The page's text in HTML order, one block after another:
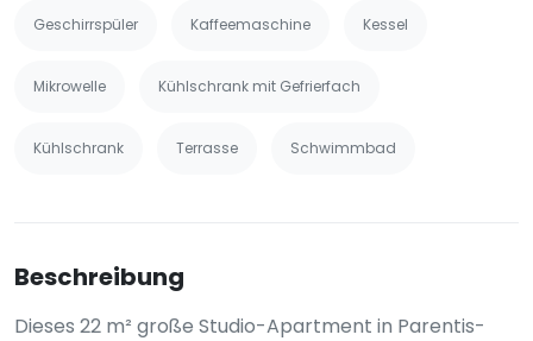
Geschirrspüler Kaffeemaschine Kessel
Mikrowelle Kühlschrank mit Gefrierfach
Kühlschrank Terrasse Schwimmbad
Beschreibung
Dieses 22 m² große Studio-Apartment in Parentis-